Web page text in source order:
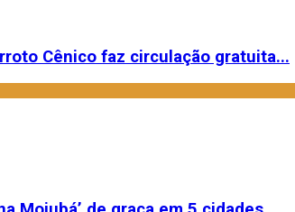
Cênico faz circulação gratuita...